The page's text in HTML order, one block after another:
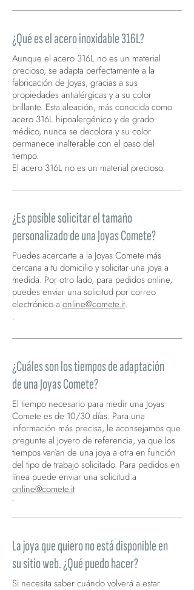
¿Qué es el acero inoxidable 316L?
Aunque el acero 316L no es un material
precioso, se adapta perfectamente a la
fabricación de Joyas, gracias a sus
propiedades antialérgicas y a su color
brillante. Esta aleación, más conocida como
acero 316L hipoalergénico y de grado
médico, nunca se decolora y su color
permanece inalterable con el paso del
tiempo.
El acero 316L no es un material precioso.
¿Es posible solicitar el tamaño
personalizado de una Joyas Comete?
Puedes acercarte a la Joyas Comete más
cercana a tu domicilio y solicitar una joya a
medida. Por otro lado, para pedidos online,
puedes enviar una solicitud por correo
electrónico a online@comete.it.
.
¿Cuáles son los tiempos de adaptación
de una Joyas Comete?
El tiempo necesario para medir una Joyas
Comete es de 10/30 días. Para una
información más precisa, le aconsejamos que
pregunte al joyero de referencia, ya que los
tiempos varían de una joya a otra en función
del tipo de trabajo solicitado. Para pedidos en
línea puede enviar una solicitud a
online@comete.it
La joya que quiero no está disponible en
su sitio web. ¿Qué puedo hacer?
Si necesita saber cuándo volverá a estar